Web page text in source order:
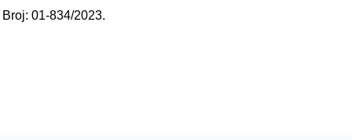
Broj: 01-834/2023.